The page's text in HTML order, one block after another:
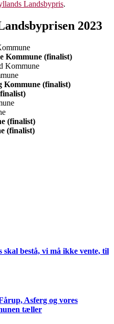
Landsbypris.
2023
Kommune (finalist)
Kommune
Kommune (finalist)
(finalist)
(finalist)
skal bestå, vi må ikke vente, til
Asferg og vores
tæller